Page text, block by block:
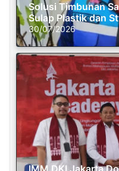
Solusi Timbunan
Sulap Plastik dan
30/07/2026